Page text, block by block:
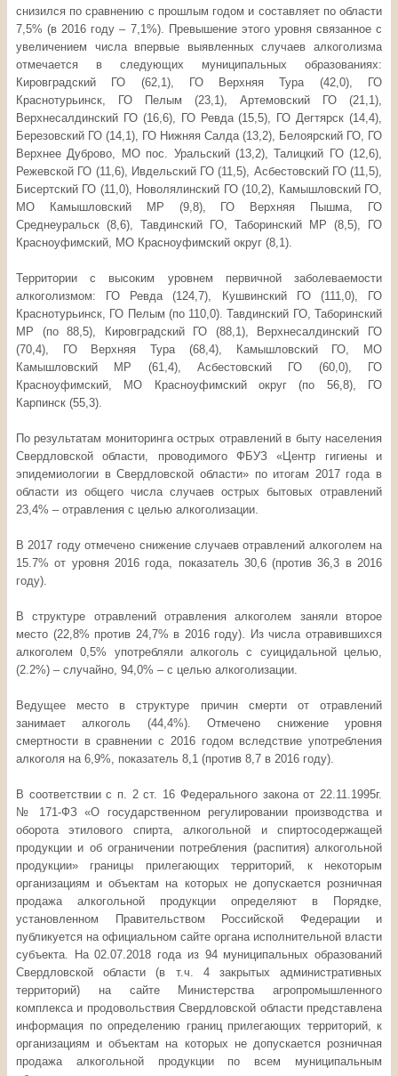
снизился по сравнению с прошлым годом и составляет по области
7,5% (в 2016 году – 7,1%). Превышение этого уровня связанное с
увеличением числа впервые выявленных случаев алкоголизма
отмечается в следующих муниципальных образованиях:
Кировградский ГО (62,1), ГО Верхняя Тура (42,0), ГО
Краснотурьинск, ГО Пелым (23,1), Артемовский ГО (21,1),
Верхнесалдинский ГО (16,6), ГО Ревда (15,5), ГО Дегтярск (14,4),
Березовский ГО (14,1), ГО Нижняя Салда (13,2), Белоярский ГО, ГО
Верхнее Дуброво, МО пос. Уральский (13,2), Талицкий ГО (12,6),
Режевской ГО (11,6), Ивдельский ГО (11,5), Асбестовский ГО (11,5),
Бисертский ГО (11,0), Новолялинский ГО (10,2), Камышловский ГО,
МО Камышловский MP (9,8), ГО Верхняя Пышма, ГО
Среднеуральск (8,6), Тавдинский ГО, Таборинский MP (8,5), ГО
Красноуфимский, МО Красноуфимский округ (8,1).
Территории с высоким уровнем первичной заболеваемости
алкоголизмом: ГО Ревда (124,7), Кушвинский ГО (111,0), ГО
Краснотурьинск, ГО Пелым (по 110,0). Тавдинский ГО, Таборинский
MP (по 88,5), Кировградский ГО (88,1), Верхнесалдинский ГО
(70,4), ГО Верхняя Тура (68,4), Камышловский ГО, МО
Камышловский MP (61,4), Асбестовский ГО (60,0), ГО
Красноуфимский, МО Красноуфимский округ (по 56,8), ГО
Карпинск (55,3).
По результатам мониторинга острых отравлений в быту населения
Свердловской области, проводимого ФБУЗ «Центр гигиены и
эпидемиологии в Свердловской области» по итогам 2017 года в
области из общего числа случаев острых бытовых отравлений
23,4% – отравления с целью алкоголизации.
В 2017 году отмечено снижение случаев отравлений алкоголем на
15.7% от уровня 2016 года, показатель 30,6 (против 36,3 в 2016
году).
В структуре отравлений отравления алкоголем заняли второе
место (22,8% против 24,7% в 2016 году). Из числа отравившихся
алкоголем 0,5% употребляли алкоголь с суицидальной целью,
(2.2%) – случайно, 94,0% – с целью алкоголизации.
Ведущее место в структуре причин смерти от отравлений
занимает алкоголь (44,4%). Отмечено снижение уровня
смертности в сравнении с 2016 годом вследствие употребления
алкоголя на 6,9%, показатель 8,1 (против 8,7 в 2016 году).
В соответствии с п. 2 ст. 16 Федерального закона от 22.11.1995г.
№ 171-ФЗ «О государственном регулировании производства и
оборота этилового спирта, алкогольной и спиртосодержащей
продукции и об ограничении потребления (распития) алкогольной
продукции» границы прилегающих территорий, к некоторым
организациям и объектам на которых не допускается розничная
продажа алкогольной продукции определяют в Порядке,
установленном Правительством Российской Федерации и
публикуется на официальном сайте органа исполнительной власти
субъекта. На 02.07.2018 года из 94 муниципальных образований
Свердловской области (в т.ч. 4 закрытых административных
территорий) на сайте Министерства агропромышленного
комплекса и продовольствия Свердловской области представлена
информация по определению границ прилегающих территорий, к
организациям и объектам на которых не допускается розничная
продажа алкогольной продукции по всем муниципальным